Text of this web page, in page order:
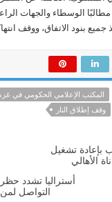
مطالبًا الوسطاء والجهات
جميع بنود الاتفاق، ووقف
المكتب الإعلامي الحكومي في
وقف إطلاق النار
بإعادة تشغيل
الأهالي
أستراليا تشدد
التواصل لمن هم